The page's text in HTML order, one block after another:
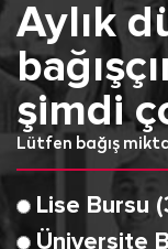
Aylık
şimdi
Lütfen bağış
Lise Bursu
Üniversite